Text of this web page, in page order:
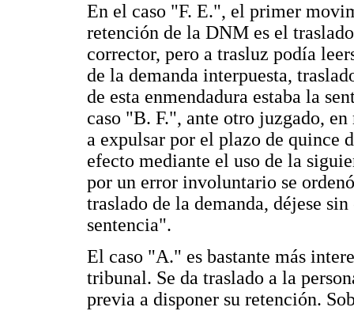
En el caso "F. E.", el primer
retención de la DNM es el
corrector, pero a trasluz podía
de la demanda interpuesta,
de esta enmendadura estaba la
caso "B. F.", ante otro juzgado,
a expulsar por el plazo de quince
efecto mediante el uso de la
por un error involuntario se
traslado de la demanda, déjese
sentencia".
El caso "A." es bastante más
tribunal. Se da traslado a la
previa a disponer su retención.